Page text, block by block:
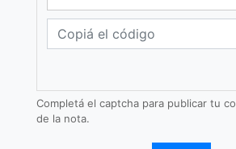
Completá el captcha para publicar tu
de la nota.